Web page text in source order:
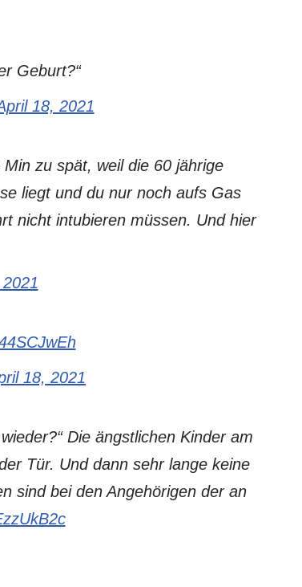
Geburt?“
18, 2021
zu spät, weil die 60 jährige
liegt und du nur noch aufs Gas
nicht intubieren müssen. Und hier
18, 2021
Die ängstlichen Kinder am
Tür. Und dann sehr lange keine
sind bei den Angehörigen der an